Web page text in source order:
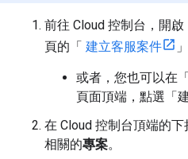
前往 Cloud 控制台，開
頁的「 建立客服案件
或者，您也可以在
頁面頂端，點選「
在 Cloud 控制台頂端的
相關的專案。